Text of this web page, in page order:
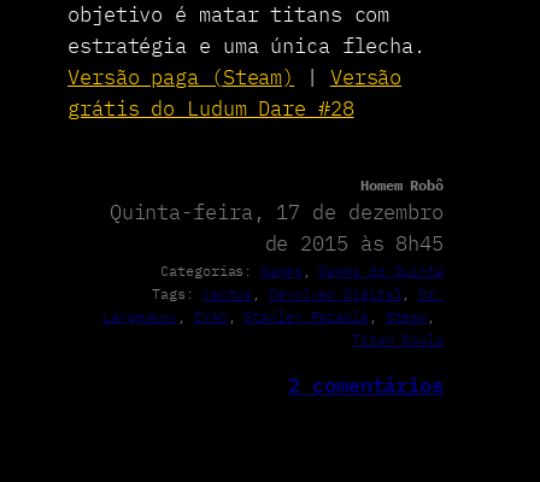
objetivo é matar titans com
estratégia e uma única flecha.
Versão paga (Steam)
| Versão
grátis do Ludum Dare #28
Homem Robô
Quinta-feira, 17 de dezembro
de 2015 às 8h45
Categorias:Games , Games de Quinta
Tags: cactus Devolver Digital
Dr.
Langeskov
EVAC Stanley Parable, Steam
Titan Souls
2 comentários